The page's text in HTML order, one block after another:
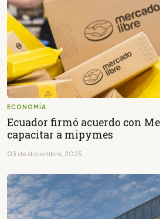
ECONOMÍA
Ecuador firmó acuerdo con
capacitar a mipymes
03 de diciembre, 2025